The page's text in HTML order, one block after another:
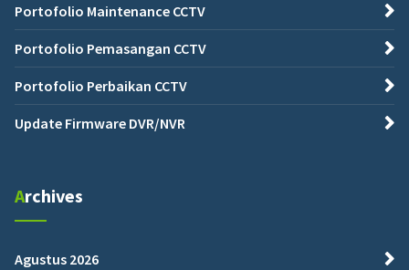
Portofolio Maintenance CCTV
Portofolio Pemasangan CCTV
Portofolio Perbaikan CCTV
Update Firmware DVR/NVR
Archives
Agustus 2026